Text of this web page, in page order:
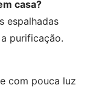
casa?
espalhadas
purificação.
com pouca luz